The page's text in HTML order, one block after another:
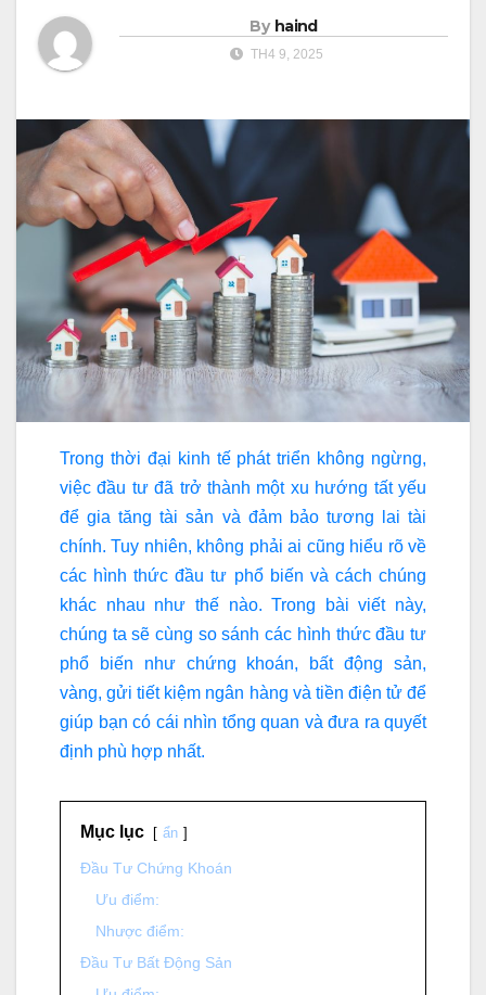
By haind
TH4 9, 2025
Trong thời đại kinh tế phát triển không ngừng,
việc đầu tư đã trở thành một xu hướng tất yếu
để gia tăng tài sản và đảm bảo tương lai tài
chính. Tuy nhiên, không phải ai cũng hiểu rõ về
các hình thức đầu tư phổ biến và cách chúng
khác nhau như thế nào. Trong bài viết này,
chúng ta sẽ cùng so sánh các hình thức đầu tư
phổ biến như chứng khoán, bất động sản,
vàng, gửi tiết kiệm ngân hàng và tiền điện tử để
giúp bạn có cái nhìn tổng quan và đưa ra quyết
định phù hợp nhất.
Mục lục ẩn
Đầu Tư Chứng Khoán
Ưu điểm:
Nhược điểm:
Đầu Tư Bất Động Sản